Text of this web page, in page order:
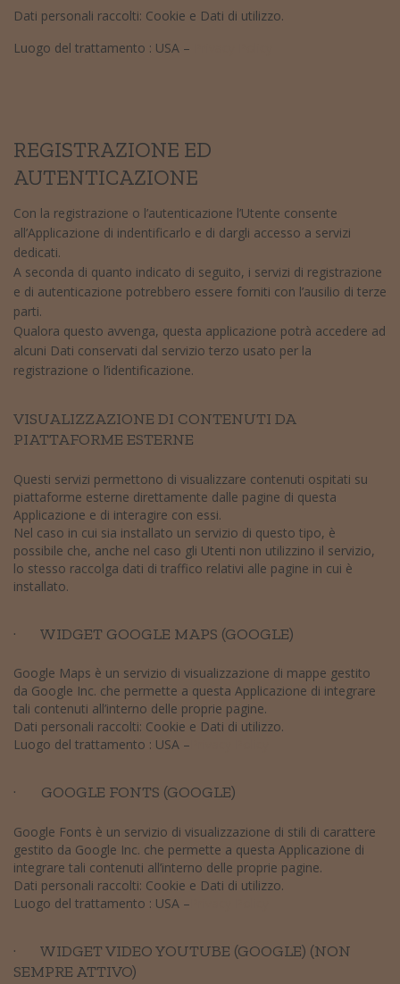
Dati personali raccolti: Cookie e Dati di utilizzo.
Luogo del trattamento : USA –
REGISTRAZIONE ED
AUTENTICAZIONE
Con la registrazione o l’autenticazione l’Utente consente
all’Applicazione di indentificarlo e di dargli accesso a servizi
dedicati.
A seconda di quanto indicato di seguito, i servizi di registrazione
e di autenticazione potrebbero essere forniti con l’ausilio di terze
parti.
Qualora questo avvenga, questa applicazione potrà accedere ad
alcuni Dati conservati dal servizio terzo usato per la
registrazione o l’identificazione.
VISUALIZZAZIONE DI CONTENUTI DA
PIATTAFORME ESTERNE
Questi servizi permettono di visualizzare contenuti ospitati su
piattaforme esterne direttamente dalle pagine di questa
Applicazione e di interagire con essi.
Nel caso in cui sia installato un servizio di questo tipo, è
possibile che, anche nel caso gli Utenti non utilizzino il servizio,
lo stesso raccolga dati di traffico relativi alle pagine in cui è
installato.
· WIDGET GOOGLE MAPS (GOOGLE)
Google Maps è un servizio di visualizzazione di mappe gestito
da Google Inc. che permette a questa Applicazione di integrare
tali contenuti all’interno delle proprie pagine.
Dati personali raccolti: Cookie e Dati di utilizzo.
Luogo del trattamento : USA –
· GOOGLE FONTS (GOOGLE)
Google Fonts è un servizio di visualizzazione di stili di carattere
gestito da Google Inc. che permette a questa Applicazione di
integrare tali contenuti all’interno delle proprie pagine.
Dati personali raccolti: Cookie e Dati di utilizzo.
Luogo del trattamento : USA –
· WIDGET VIDEO YOUTUBE (GOOGLE) (NON
SEMPRE ATTIVO)